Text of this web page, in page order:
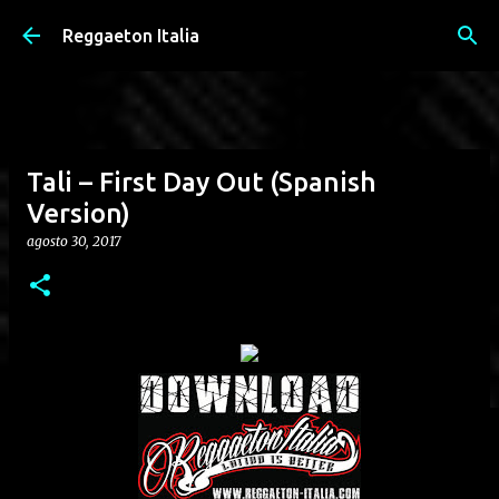
Passa ai contenuti principali
Reggaeton Italia
Tali – First Day Out (Spanish
Version)
agosto 30, 2017